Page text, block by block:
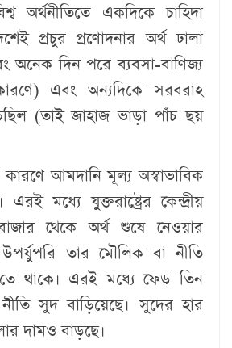
অর্থনীতিতে একদিকে চাহিদা
প্রচুর প্রণোদনার অর্থ ঢালা
অনেক দিন পরে ব্যবসা-বাণিজ্য
এবং অন্যদিকে সরবরাহ
(তাই জাহাজ ভাড়া পাঁচ ছয়
আমদানি মূল্য অস্বাভাবিক
মধ্যে যুক্তরাষ্ট্রের কেন্দ্রীয়
থেকে অর্থ শুষে নেওয়ার
তার মৌলিক বা নীতি
থাকে। এরই মধ্যে ফেড তিন
সুদ বাড়িয়েছে। সুদের হার
দামও বাড়ছে।